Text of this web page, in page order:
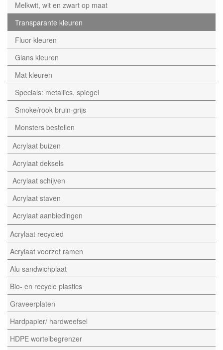
Melkwit, wit en zwart op maat
Transparante kleuren
Fluor kleuren
Glans kleuren
Mat kleuren
Specials: metallics, spiegel
Smoke/rook bruin-grijs
Monsters bestellen
Acrylaat buizen
Acrylaat deksels
Acrylaat schijven
Acrylaat staven
Acrylaat aanbiedingen
Acrylaat recycled
Acrylaat voorzet ramen
Alu sandwichplaat
Bio- en recycle plastics
Graveerplaten
Hardpapier/ hardweefsel
HDPE wortelbegrenzer